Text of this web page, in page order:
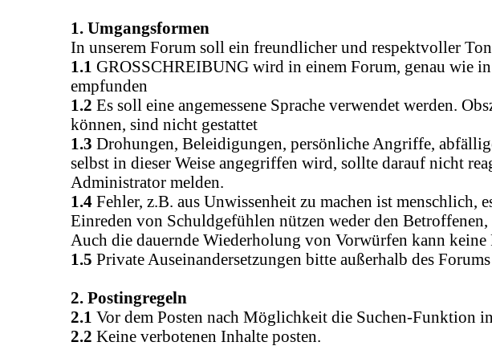
1. Umgangsformen
In unserem Forum soll ein freundlicher und respektvoller
1.1 GROSSCHREIBUNG wird in einem Forum, genau wie
empfunden
1.2 Es soll eine angemessene Sprache verwendet werden.
können, sind nicht gestattet
1.3 Drohungen, Beleidigungen, persönliche Angriffe,
selbst in dieser Weise angegriffen wird, sollte darauf nicht
Administrator melden.
1.4 Fehler, z.B. aus Unwissenheit zu machen ist menschlich,
Einreden von Schuldgefühlen nützen weder den
Auch die dauernde Wiederholung von Vorwürfen kann keine
1.5 Private Auseinandersetzungen bitte außerhalb des
2. Postingregeln
2.1 Vor dem Posten nach Möglichkeit die Suchen-Funktion
2.2 Keine verbotenen Inhalte posten.